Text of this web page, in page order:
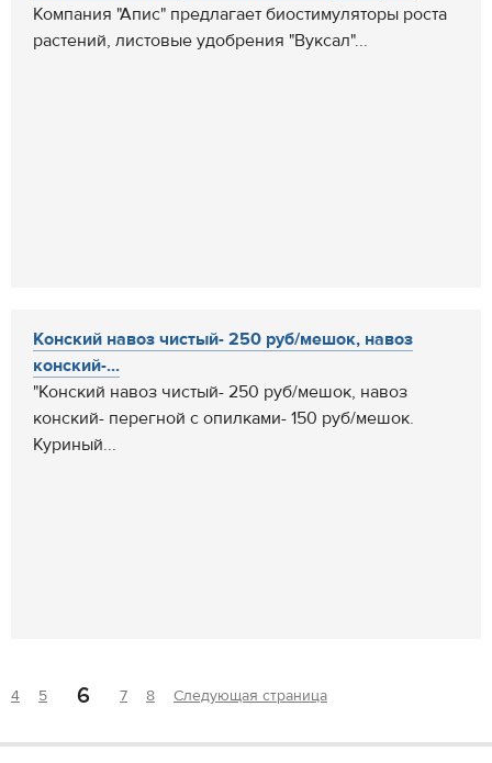
Компания "Апис" предлагает биостимуляторы роста
растений, листовые удобрения "Вуксал"...
Конский навоз чистый- 250 руб/мешок, навоз
конский-...
"Конский навоз чистый- 250 руб/мешок, навоз
конский- перегной с опилками- 150 руб/мешок.
Куриный...
4 5 6 7 8 Следующая страница